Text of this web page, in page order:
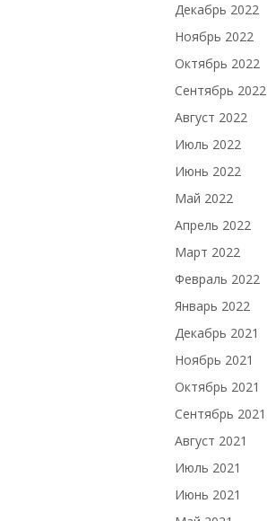
Декабрь 2022
Ноябрь 2022
Октябрь 2022
Сентябрь 2022
Август 2022
Июль 2022
Июнь 2022
Май 2022
Апрель 2022
Март 2022
Февраль 2022
Январь 2022
Декабрь 2021
Ноябрь 2021
Октябрь 2021
Сентябрь 2021
Август 2021
Июль 2021
Июнь 2021